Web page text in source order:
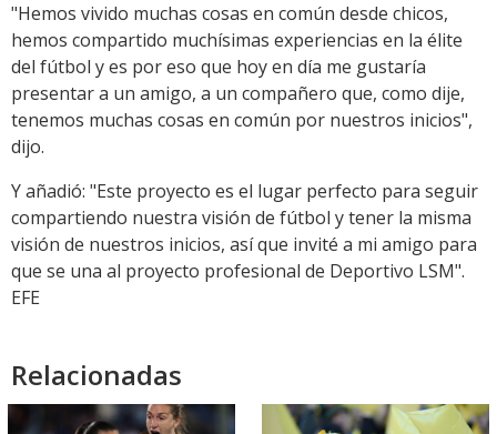
"Hemos vivido muchas cosas en común desde chicos,
hemos compartido muchísimas experiencias en la élite
del fútbol y es por eso que hoy en día me gustaría
presentar a un amigo, a un compañero que, como dije,
tenemos muchas cosas en común por nuestros inicios",
dijo.
Y añadió: "Este proyecto es el lugar perfecto para seguir
compartiendo nuestra visión de fútbol y tener la misma
visión de nuestros inicios, así que invité a mi amigo para
que se una al proyecto profesional de Deportivo LSM".
EFE
Relacionadas